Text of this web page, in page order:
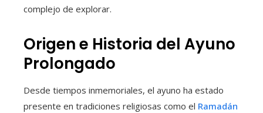
complejo de explorar.
Origen e Historia del Ayuno
Prolongado
Desde tiempos inmemoriales, el ayuno ha estado
presente en tradiciones religiosas como el Ramadán